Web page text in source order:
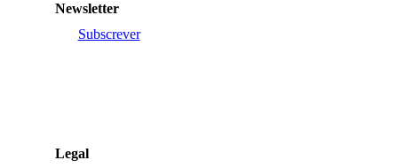
Newsletter
Subscrever
Legal